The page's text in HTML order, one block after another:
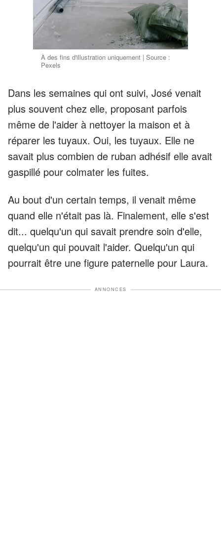
À des fins d'illustration uniquement | Source :
Pexels
Dans les semaines qui ont suivi, José venait
plus souvent chez elle, proposant parfois
même de l'aider à nettoyer la maison et à
réparer les tuyaux. Oui, les tuyaux. Elle ne
savait plus combien de ruban adhésif elle avait
gaspillé pour colmater les fuites.
Au bout d'un certain temps, il venait même
quand elle n'était pas là. Finalement, elle s'est
dit... quelqu'un qui savait prendre soin d'elle,
quelqu'un qui pouvait l'aider. Quelqu'un qui
pourrait être une figure paternelle pour Laura.
ANNONCES